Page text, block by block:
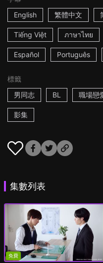
English
繁體中文
Tiếng Việt ภาษาไทย
Español Português
標籤
男同志
BL 職場戀
影集
集數列表
免費